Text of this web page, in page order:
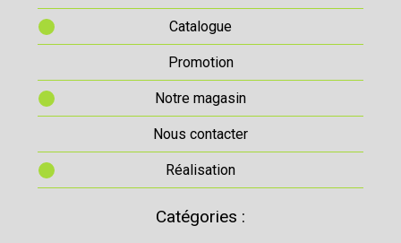
Catalogue
Promotion
Notre magasin
Nous contacter
Réalisation
Catégories :